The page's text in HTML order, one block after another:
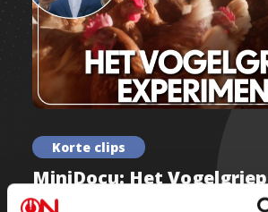
Korte clips
MiniDocu: Het Vogelgriep
Experiment